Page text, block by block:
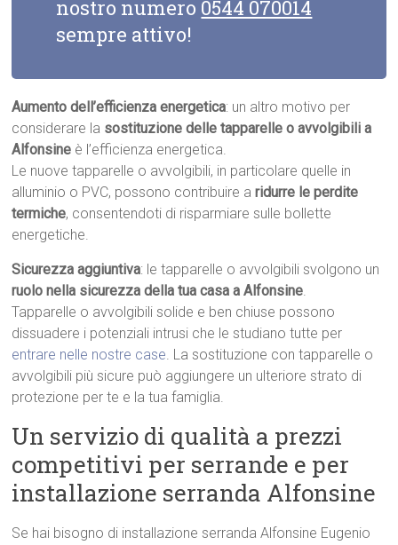
nostro numero 0544 070014
sempre attivo!
Aumento dell’efficienza energetica: un altro motivo per
considerare la sostituzione delle tapparelle o avvolgibili a
Alfonsine è l’efficienza energetica.
Le nuove tapparelle o avvolgibili, in particolare quelle in
alluminio o PVC, possono contribuire aridurre le perdite
termiche, consentendoti di risparmiare sulle bollette
energetiche.
Sicurezza aggiuntiva: le tapparelle o avvolgibili svolgono un
ruolo nella sicurezza della tua casa a Alfonsine.
Tapparelle o avvolgibili solide e ben chiuse possono
dissuadere i potenziali intrusi che le studiano tutte per
entrare nelle nostre case. La sostituzione con tapparelle o
avvolgibili più sicure può aggiungere un ulteriore strato di
protezione per te e la tua famiglia.
Un servizio di qualità a prezzi
competitivi per serrande e per
installazione serranda Alfonsine
Se hai bisogno di installazione serranda Alfonsine Eugenio